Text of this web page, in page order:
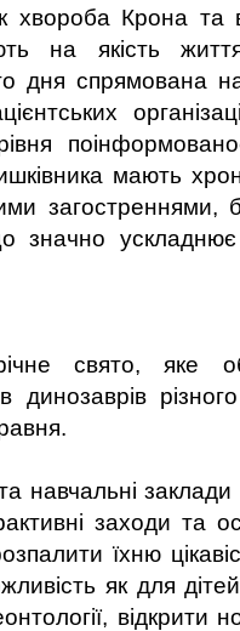
хвороба Крона та
на якість
дня спрямована
мають
загостреннями,
значно ускладнює
свято, яке
динозаврів
навчальні заклади
заходи та
їхню
як для
відкрити